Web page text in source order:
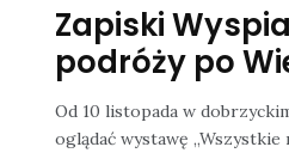
Zapiski
podróży po
Od 10 listopada w
oglądać wystawę „Wszystkie